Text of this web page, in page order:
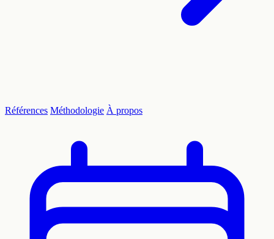
Références Méthodologie À propos